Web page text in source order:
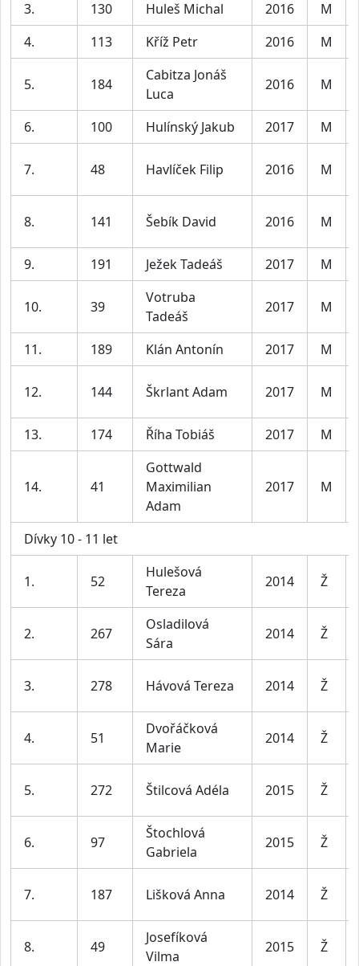
3. 130 Huleš Michal 2016
M
4.
113 Kříž Petr 2016 M
5. 184
Cabitza Jonáš
Luca
2016 M
6. 100 Hulínský Jakub 2017 M
7. 48 Havlíček Filip 2016 M
8. 141 Šebík David 2016 M
9. 191 Ježek Tadeáš 2017 M
10. 39
Votruba
Tadeáš
2017 M
11. 189 Klán Antonín 2017 M
12. 144 Škrlant Adam 2017 M
13. 174 Říha Tobiáš 2017 M
14. 41
Gottwald
Maximilian
Adam
2017 M
Dívky 10 - 11 let
1. 52
Hulešová
Tereza
2014 Ž
2. 267
Osladilová
Sára
2014 Ž
3. 278 Hávová Tereza 2014 Ž
4. 51
Dvořáčková
Marie
2014 Ž
5. 272 Štilcová Adéla 2015 Ž
6. 97
Štochlová
Gabriela
2015 Ž
7. 187 Lišková Anna 2014 Ž
8. 49
Josefíková
Vilma
2015 Ž